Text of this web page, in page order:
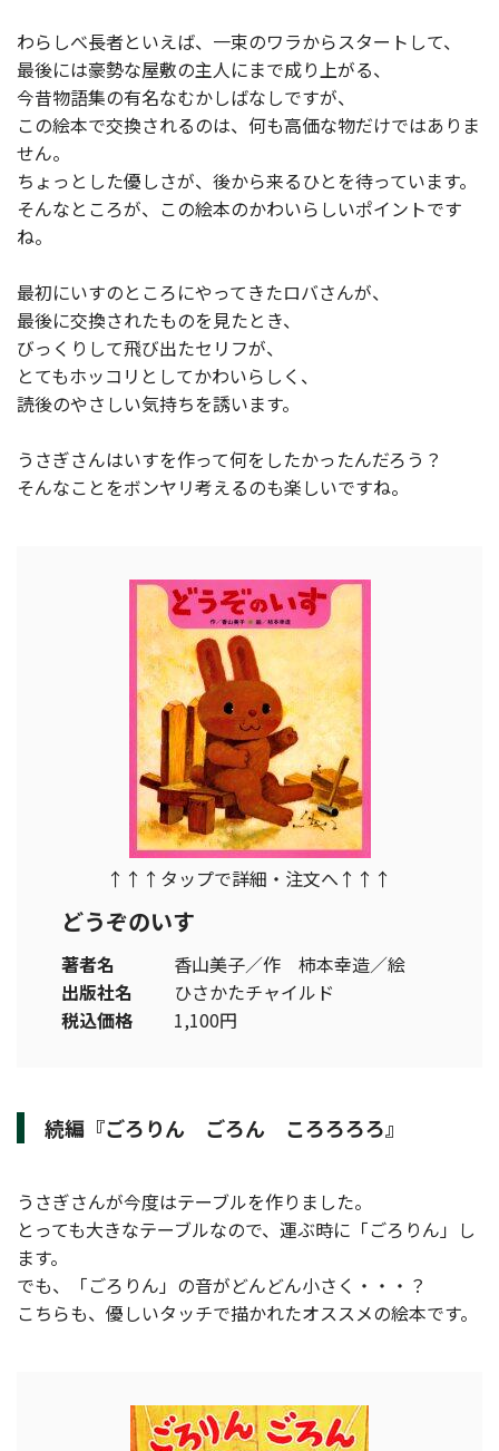
わらしべ長者といえば、一束のワラからスタートして、
最後には豪勢な屋敷の主人にまで成り上がる、
今昔物語集の有名なむかしばなしですが、
この絵本で交換されるのは、何も高価な物だけではありま
せん。
ちょっとした優しさが、後から来るひとを待っています。
そんなところが、この絵本のかわいらしいポイントです
ね。
最初にいすのところにやってきたロバさんが、
最後に交換されたものを見たとき、
びっくりして飛び出たセリフが、
とてもホッコリとしてかわいらしく、
読後のやさしい気持ちを誘います。
うさぎさんはいすを作って何をしたかったんだろう？
そんなことをボンヤリ考えるのも楽しいですね。
↑↑↑タップで詳細・注文へ↑↑↑
どうぞのいす
著者名
香山美子／作 柿本幸造／絵
出版社名
ひさかたチャイルド
税込価格
1,100円
続編『ごろりん ごろん ころろろろ』
うさぎさんが今度はテーブルを作りました。
とっても大きなテーブルなので、運ぶ時に「ごろりん」し
ます。
でも、「ごろりん」の音がどんどん小さく・・・？
こちらも、優しいタッチで描かれたオススメの絵本です。